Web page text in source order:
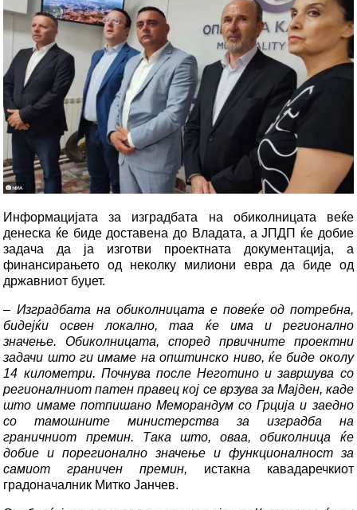
Информацијата за изградбата на обиколницата веќе
денеска ќе биде доставена до Владата, а ЈПДП ќе добие
задача да ја изготви проектната документација, а
финансирањето од неколку милиони евра да биде од
државниот буџет.
– Изградбата на обиколницата е повеќе од потребна,
бидејќи освен локално, таа ќе има и регионално
значење. Обиколницата, според првичните проектни
задачи што ги имаме на општинско ниво, ќе биде околу
14 километри. Почнува после Неготино и завршува со
регионалниот патен правец кој се врзува за Мајден, каде
што имаме потпишано Меморандум со Грција и заедно
со тамошните министерства за изградба на
граничниот премин. Така што, оваа, обиколница ќе
добие и порегионално значење и функционалност за
самиот граничен премин, истакна кавадаречкиот
градоначалник Митко Јанчев.